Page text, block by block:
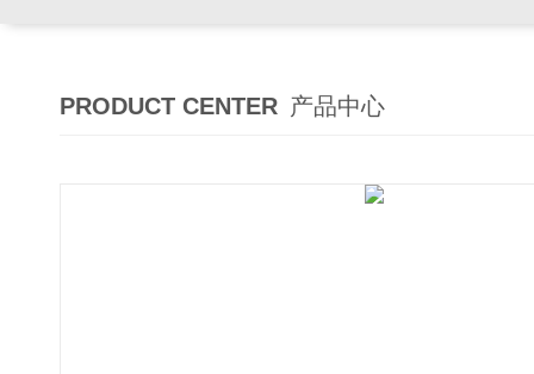
PRODUCT CENTER 产品中心